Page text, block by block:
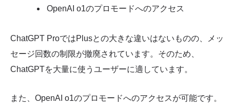
OpenAI o1のプロモードへのアクセス
ChatGPT ProではPlusとの大きな違いはないものの、メッ
セージ回数の制限が撤廃されています。そのため、
ChatGPTを大量に使うユーザーに適しています。
また、OpenAI o1のプロモードへのアクセスが可能です。